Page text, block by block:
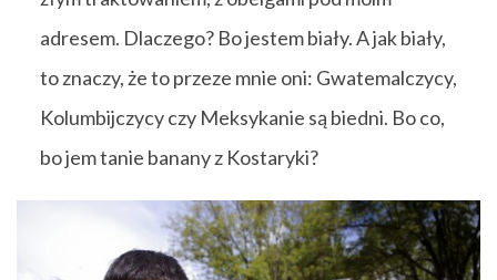
adresem. Dlaczego? Bo jestem biały. A jak biały,
to znaczy, że to przeze mnie oni: Gwatemalczycy,
Kolumbijczycy czy Meksykanie są biedni. Bo co,
bo jem tanie banany z Kostaryki?